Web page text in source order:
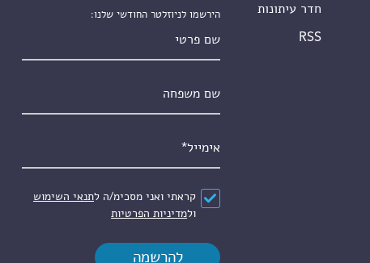
חדר עיתונות
RSS
הירשמו לניוזלטר החודשי שלנו:
הסכם*
קראתי ואני מסכימ/ה לתנאי השימוש
ולמדיניות הפרטיות